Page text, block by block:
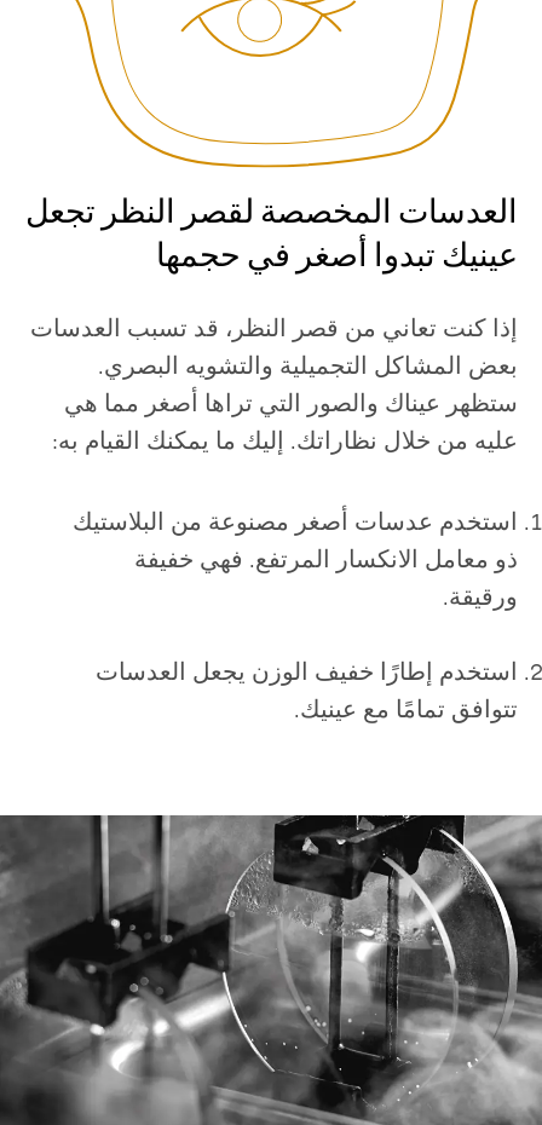
العدسات المخصصة لقصر النظر تجعل
عينيك تبدوا أصغر في حجمها
إذا كنت تعاني من قصر النظر، قد تسبب العدسات
بعض المشاكل التجميلية والتشويه البصري.
ستظهر عيناك والصور التي تراها أصغر مما هي
عليه من خلال نظاراتك. إليك ما يمكنك القيام به:
استخدم عدسات أصغر مصنوعة من البلاستيك
ذو معامل الانكسار المرتفع. فهي خفيفة
ورقيقة.
استخدم إطارًا خفيف الوزن يجعل العدسات
تتوافق تمامًا مع عينيك.